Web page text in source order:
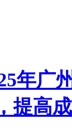
年
提高